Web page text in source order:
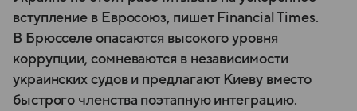
вступление в Евросоюз, пишет Financial Times.
В Брюсселе опасаются высокого уровня
коррупции, сомневаются в независимости
украинских судов и предлагают Киеву вместо
быстрого членства поэтапную интеграцию.